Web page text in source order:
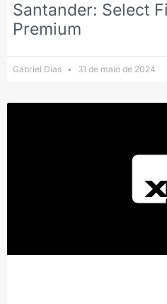
Santander: Select
Premium
Gabriel Dias 31 de maio de 2024